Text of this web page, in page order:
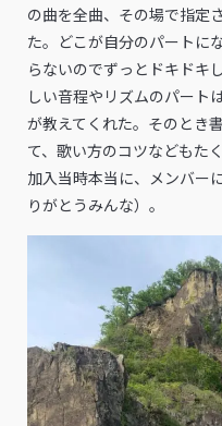
の曲を全曲、その場で指定
た。どこが自分のパートに
らないのでずっとドキドキ
しい音程やリズムのパート
が教えてくれた。そのとき
て、歌い方のコツなどもた
加入当時本当に、メンバー
りがとうみんな）。